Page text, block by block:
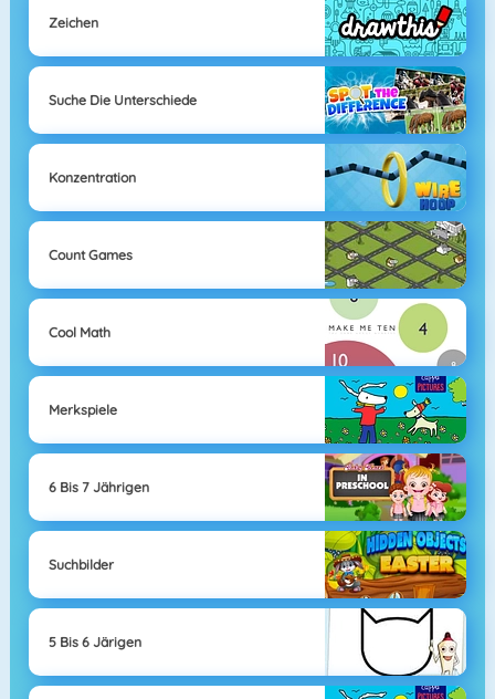
Zeichen
Suche Die Unterschiede
Konzentration
Count Games
Cool Math
Merkspiele
6 Bis 7 Jährigen
Suchbilder
5 Bis 6 Järigen